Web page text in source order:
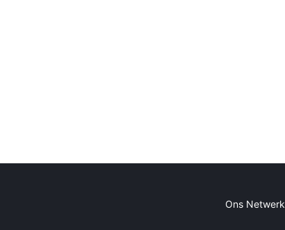
Ons Netwerk